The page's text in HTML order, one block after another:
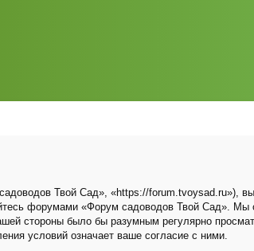
Твой Сад», «https://forum.tvoysad.ru»), вы
форумами «Форум садоводов Твой Сад». Мы
стороны было бы разумным регулярно
условий означает ваше согласие с ними.